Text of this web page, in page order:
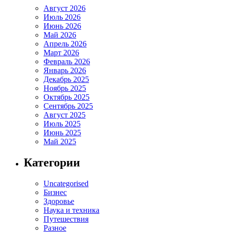
Август 2026
Июль 2026
Июнь 2026
Май 2026
Апрель 2026
Март 2026
Февраль 2026
Январь 2026
Декабрь 2025
Ноябрь 2025
Октябрь 2025
Сентябрь 2025
Август 2025
Июль 2025
Июнь 2025
Май 2025
Категории
Uncategorised
Бизнес
Здоровье
Наука и техника
Путешествия
Разное